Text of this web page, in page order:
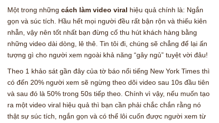
Một trong những cách làm video viral hiệu quả chính là: Ngắn
gọn và súc tích. Hầu hết mọi người đều rất bận rộn và thiếu kiên
nhẫn, vậy nên tốt nhất bạn đừng cố thu hút khách hàng bằng
những video dài dòng, lê thê. Tin tôi đi, chúng sẽ chẳng để lại ấn
tượng gì cho người xem ngoài khả năng “gây ngủ” tuyệt vời đâu!
Theo 1 khảo sát gần đây của tờ báo nổi tiếng New York Times thì
có đến 20% người xem sẽ ngừng theo dõi video sau 10s đầu tiên
và sau đó là 50% trong 50s tiếp theo. Chính vì vậy, nếu muốn tạo
ra một video viral hiệu quả thì bạn cần phải chắc chắn rằng nó
thật sự súc tích, ngắn gọn và có thể lôi cuốn được người xem từ